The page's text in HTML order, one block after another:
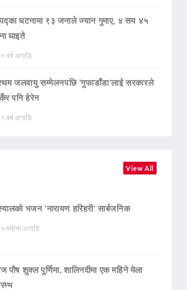
घटनामा ९३ जनाले ज्यान गुमाए, ४ सय ४५
घाइते
१ वर्ष अगाडि
जलवायु सम्मेलनपछि ‘गुफाडाँडा’लाई सरकारले
पनि हेरेन
१ वर्ष अगाडि
View All
भजन ‘नारायण हरिहरी’ सार्बजनिक
५ महिना अगाडि
पौष शुक्ल पूर्णिमा, शालिनदीमा एक महिने मेला